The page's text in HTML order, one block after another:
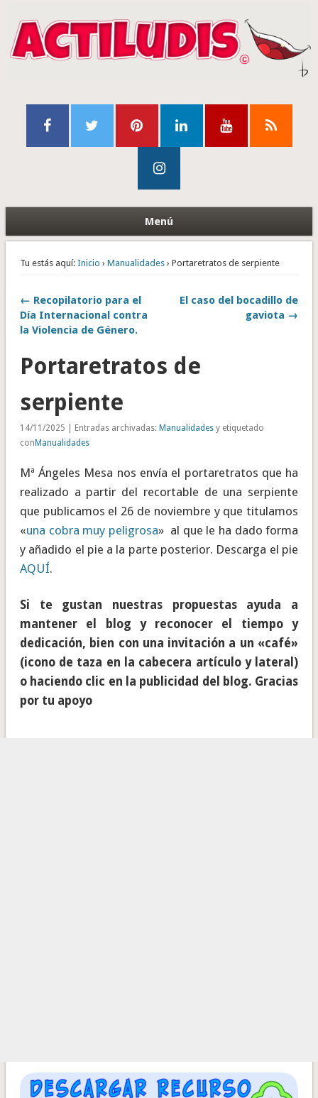
Menú
Tu estás aquí: Inicio › Manualidades› Portaretratos de serpiente
← Recopilatorio para el
Día Internacional contra
la Violencia de Género.
El caso del bocadillo de
gaviota →
Portaretratos de
serpiente
14/11/2025 | Entradas archivadas: Manualidadesy etiquetado
con Manualidades
Mª Ángeles Mesa nos envía el portaretratos que ha
realizado a partir del recortable de una serpiente
que publicamos el 26 de noviembre y que titulamos
«una cobra muy peligrosa» al que le ha dado forma
y añadido el pie a la parte posterior. Descarga el pie
AQUÍ.
Si te gustan nuestras propuestas ayuda a
mantener el blog y reconocer el tiempo y
dedicación, bien con una invitación a un «café»
(icono de taza en la cabecera artículo y lateral)
o haciendo clic en la publicidad del blog. Gracias
por tu apoyo